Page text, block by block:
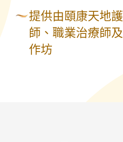
提供由頤康天地
師、職業治療師
作坊